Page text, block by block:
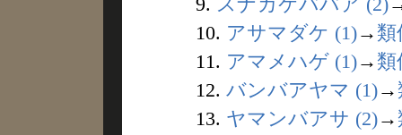
10. アサマダケ (1)→ 類
11. アマメハゲ (1)→ 類
12. バンバアヤマ (1)→
13. ヤマンバアサ (2)→